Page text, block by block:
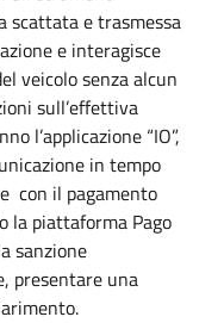
scattata e trasmessa
e interagisce
veicolo senza alcun
sull’effettiva
l’applicazione “IO”,
in tempo
con il pagamento
la piattaforma Pago
sanzione
presentare una